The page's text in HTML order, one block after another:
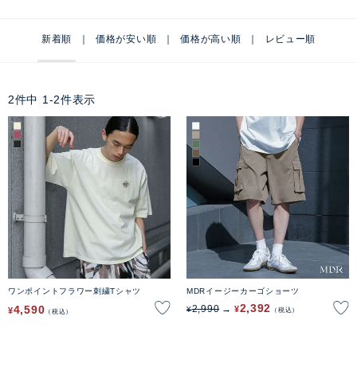
新着順 価格が安い順 価格が高い順 レビュー順
2件中 1 -2件表示
ワンポイントフラワー刺繍Tシャツ
¥4,590 税込
MDRイージーカーゴショーツ
¥2,990 ¥2,392 税込